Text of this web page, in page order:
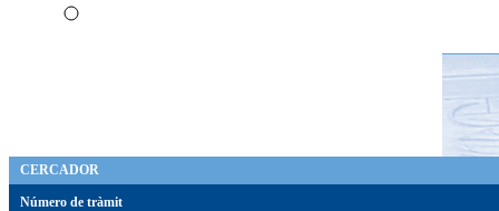
CERCADOR
Número de tràmit